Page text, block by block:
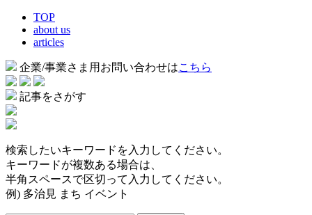
TOP
about us
articles
企業/事業さま用お問い合わせはこちら
記事をさがす
検索したいキーワードを入力してください。
キーワードが複数ある場合は、
半角スペースで区切って入力してください。
例) 多治見 まち イベント